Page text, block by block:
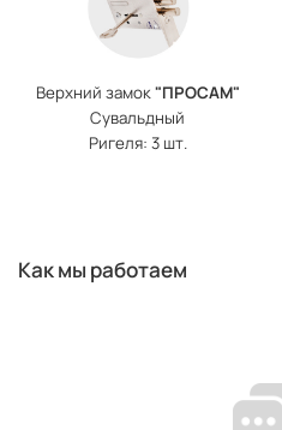
Верхний замок"ПРОСАМ"
Сувальдный
Ригеля: 3 шт.
Как мы работаем